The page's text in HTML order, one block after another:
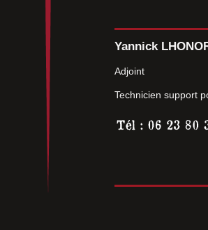
Yannick
Adjoint
Technicien support